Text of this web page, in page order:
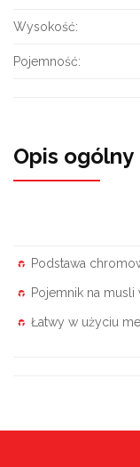
Wysokość:
Pojemność:
Opis ogólny
Podstawa
Pojemnik na
Łatwy w użyciu